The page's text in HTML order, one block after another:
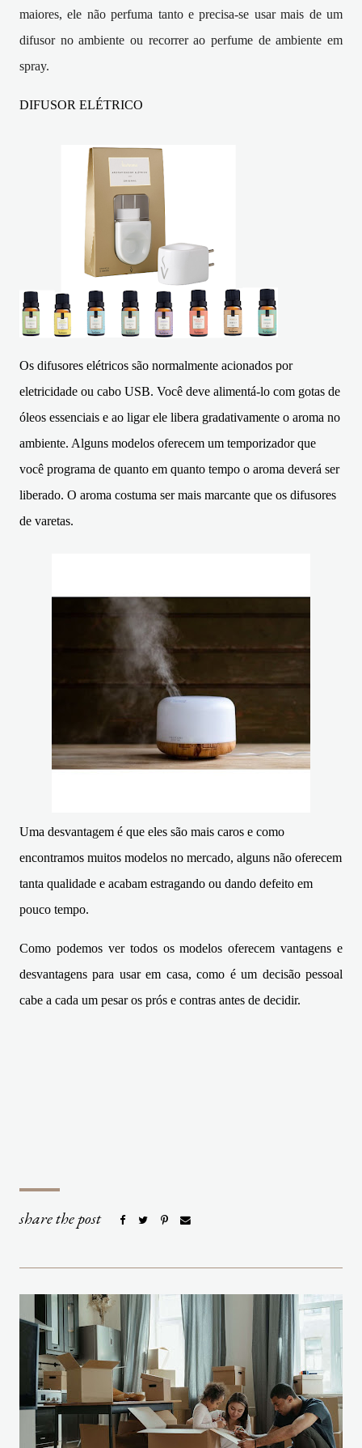
maiores, ele não perfuma tanto e precisa-se usar mais de um
difusor no ambiente ou recorrer ao perfume de ambiente em
spray.
DIFUSOR ELÉTRICO
Os difusores elétricos são normalmente acionados por
eletricidade ou cabo USB. Você deve alimentá-lo com gotas de
óleos essenciais e ao ligar ele libera gradativamente o aroma no
ambiente. Alguns modelos oferecem um temporizador que
você programa de quanto em quanto tempo o aroma deverá ser
liberado. O aroma costuma ser mais marcante que os difusores
de varetas.
Uma desvantagem é que eles são mais caros e como
encontramos muitos modelos no mercado, alguns não oferecem
tanta qualidade e acabam estragando ou dando defeito em
pouco tempo.
Como podemos ver todos os modelos oferecem vantagens e
desvantagens para usar em casa, como é um decisão pessoal
cabe a cada um pesar os prós e contras antes de decidir.